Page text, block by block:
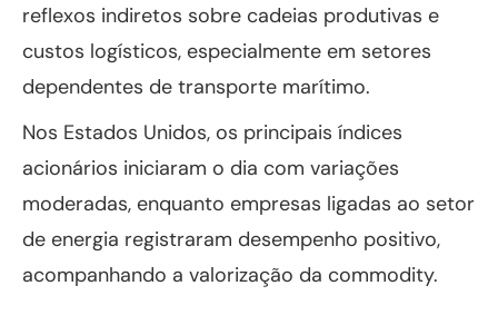
reflexos indiretos sobre cadeias produtivas e
custos logísticos, especialmente em setores
dependentes de transporte marítimo.
Nos Estados Unidos, os principais índices
acionários iniciaram o dia com variações
moderadas, enquanto empresas ligadas ao setor
de energia registraram desempenho positivo,
acompanhando a valorização da commodity.